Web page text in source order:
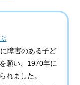
障害のある子ど
願い、1970年に
れました。